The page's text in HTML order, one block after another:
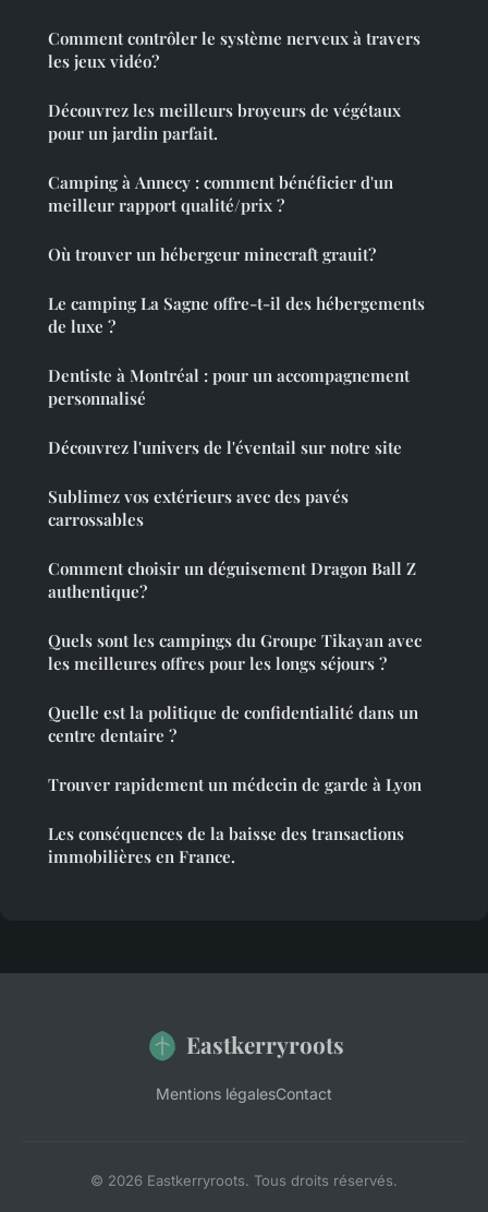
Comment contrôler le système nerveux à travers
les jeux vidéo?
Découvrez les meilleurs broyeurs de végétaux
pour un jardin parfait.
Camping à Annecy : comment bénéficier d'un
meilleur rapport qualité/prix ?
Où trouver un hébergeur minecraft grauit?
Le camping La Sagne offre-t-il des hébergements
de luxe ?
Dentiste à Montréal : pour un accompagnement
personnalisé
Découvrez l'univers de l'éventail sur notre site
Sublimez vos extérieurs avec des pavés
carrossables
Comment choisir un déguisement Dragon Ball Z
authentique?
Quels sont les campings du Groupe Tikayan avec
les meilleures offres pour les longs séjours ?
Quelle est la politique de confidentialité dans un
centre dentaire ?
Trouver rapidement un médecin de garde à Lyon
Les conséquences de la baisse des transactions
immobilières en France.
Eastkerryroots
Mentions légalesContact
© 2026 Eastkerryroots. Tous droits réservés.